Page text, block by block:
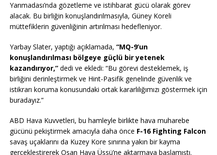
Yarımadası’nda gözetleme ve istihbarat gücü olarak görev
alacak. Bu birliğin konuşlandırılmasıyla, Güney Koreli
müttefiklerin güvenliğinin artırılması hedefleniyor.
Yarbay Slater, yaptığı açıklamada, “MQ-9’un
konuşlandırılması bölgeye güçlü bir yetenek
kazandırıyor,” dedi ve ekledi: “Bu görevi desteklemek, iş
birliğini derinleştirmek ve Hint-Pasifik genelinde güvenlik ve
istikrarı koruma konusundaki ortak kararlılığımızı göstermek için
buradayız.”
ABD Hava Kuvvetleri, bu hamleyle birlikte hava muharebe
gücünü pekiştirmek amacıyla daha önce F-16 Fighting Falcon
savaş uçaklarını da Kuzey Kore sınırına yakın bir kayma
gerçekleştirerek Osan Hava Üssü’ne aktarmaya başlamıştı.